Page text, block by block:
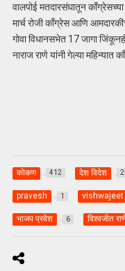
वालपोई मतदारसंघातून
मार्च रोजी काँग्रेस आणि
गोवा विधानसभेत 17 जागा
नाराज राणे यांनी गेल्या महिन्यात
कोकण 412 देश विदेश
pravesh 1 vishwajeet
भाजप प्रवेश 6 विश्वजीत